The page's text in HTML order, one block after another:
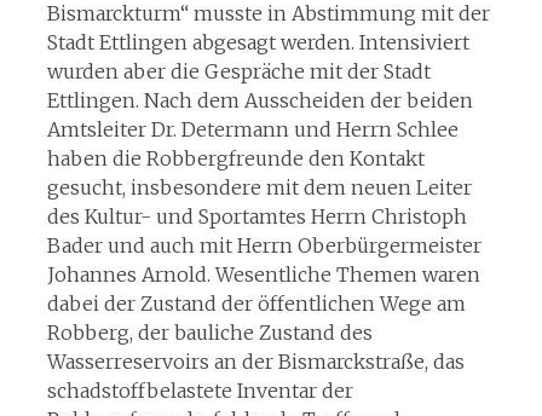
Bismarckturm“ musste in Abstimmung mit der
Stadt Ettlingen abgesagt werden. Intensiviert
wurden aber die Gespräche mit der Stadt
Ettlingen. Nach dem Ausscheiden der beiden
Amtsleiter Dr. Determann und Herrn Schlee
haben die Robbergfreunde den Kontakt
gesucht, insbesondere mit dem neuen Leiter
des Kultur- und Sportamtes Herrn Christoph
Bader und auch mit Herrn Oberbürgermeister
Johannes Arnold. Wesentliche Themen waren
dabei der Zustand der öffentlichen Wege am
Robberg, der bauliche Zustand des
Wasserreservoirs an der Bismarckstraße, das
schadstoffbelastete Inventar der